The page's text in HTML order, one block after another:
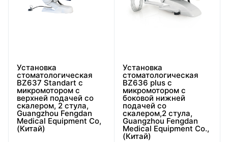
Установка
стоматологическая
BZ637 Standart с
микромотором с
верхней подачей со
скалером, 2 стула,
Guangzhou Fengdan
Medical Equipment Co,
(Китай)
Установка
стоматологическая
BZ636 plus с
микромотором с
боковой нижней
подачей со
скалером,2 стула,
Guangzhou Fengdan
Medical Equipment Co.,
(Китай)